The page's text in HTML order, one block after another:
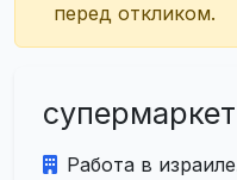
перед откликом.
Работа в